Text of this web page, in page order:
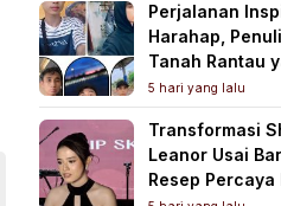
Perjalanan
Harahap,
Tanah Rantau
Lewat Karya
5 hari yang lalu
Transformasi
Leanor Usai
Resep Percaya